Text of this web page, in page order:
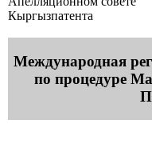
Кыргызпатента
Международная
по процедуре